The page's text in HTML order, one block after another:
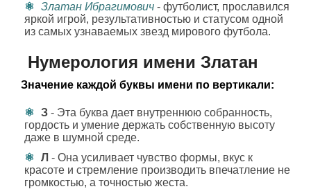
Златан Ибрагимович - футболист, прославился
яркой игрой, результативностью и статусом одной
из самых узнаваемых звезд мирового футбола.
Нумерология имени Златан
Значение каждой буквы имени по вертикали:
З - Эта буква дает внутреннюю собранность,
гордость и умение держать собственную высоту
даже в шумной среде.
Л - Она усиливает чувство формы, вкус к
красоте и стремление производить впечатление не
громкостью, а точностью жеста.